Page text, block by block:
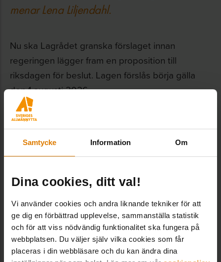
Samtycke Information Om
Dina cookies, ditt val!
Vi använder cookies och andra liknande tekniker för att
ge dig en förbättrad upplevelse, sammanställa statistik
och för att viss nödvändig funktionalitet ska fungera på
webbplatsen. Du väljer själv vilka cookies som får
placeras i din webbläsare och du kan ändra dina
menar Lena Liljendahl.
Nu ska Lagrådet granska förslaget innan
regeringen lägger fram en proposition till
riksdagen för beslut. Lagen förslås börja gälla
den 1 augusti 2026.
Dela:
LÄNKAR OCH DOKUMENT
Sveriges Allmännyttas remissyttrande kring
avgift för områdessamverkan (SOU2025:5)